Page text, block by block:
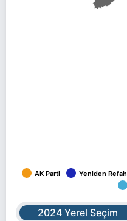
AK Parti Yeniden Refah
2024 Yerel Seçim